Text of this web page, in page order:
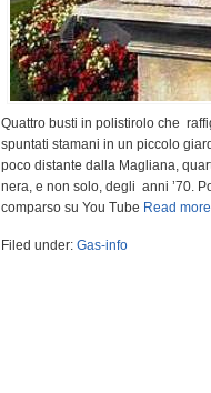
Quattro busti in polistirolo che
spuntati stamani in un piccolo
poco distante dalla Magliana,
nera, e non solo, degli anni ’70.
comparso su You Tube Read
Filed under: Gas-info